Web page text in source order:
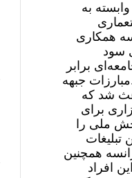
به
همکاری
سود
برابر
جبهه
شد که
برای
ملی را
همچنین
افراد